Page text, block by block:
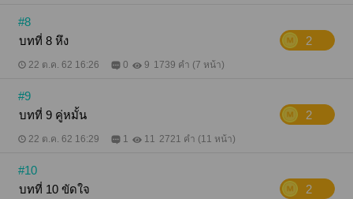
#8
บทที่ 8 หึง
2
22 ต.ค. 62 16:26 0 9 1739 คำ (7 หน้า)
#9
บทที่ 9 คู่หมั้น
2
22 ต.ค. 62 16:29 1 11 2721 คำ (11 หน้า)
#10
บทที่ 10 ขัดใจ
2